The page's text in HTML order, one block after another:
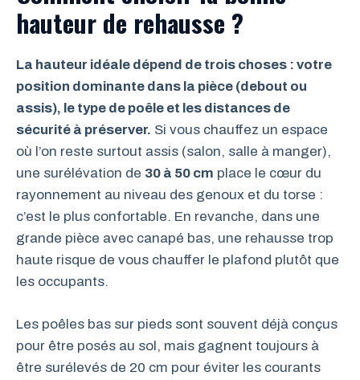
hauteur de rehausse ?
La hauteur idéale dépend de trois choses : votre
position dominante dans la pièce (debout ou
assis), le type de poêle et les distances de
sécurité à préserver. Si vous chauffez un espace
où l’on reste surtout assis (salon, salle à manger),
une surélévation de 30 à 50 cm place le cœur du
rayonnement au niveau des genoux et du torse :
c’est le plus confortable. En revanche, dans une
grande pièce avec canapé bas, une rehausse trop
haute risque de vous chauffer le plafond plutôt que
les occupants.
Les poêles bas sur pieds sont souvent déjà conçus
pour être posés au sol, mais gagnent toujours à
être surélevés de 20 cm pour éviter les courants